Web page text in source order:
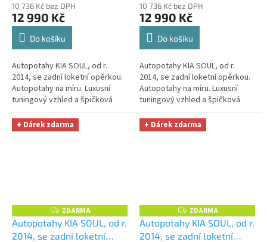
úklid Smart Microfiber
zdarma v hodnotě 329,-Kč
10 736 Kč bez DPH
12 990 Kč
Do košíku
Autopotahy KIA SOUL, od r.
2014, se zadní loketní opěrkou.
Autopotahy na míru. Luxusní
tuningový vzhled a špičková
ochrana čalounění. Profesionální
čalounické zpracování....
úklid Smart Microfiber
zdarma v hodnotě 329,-Kč
10 736 Kč bez DPH
12 990 Kč
Do košíku
Autopotahy KIA SOUL, od r.
2014, se zadní loketní opěrkou.
Autopotahy na míru. Luxusní
tuningový vzhled a špičková
ochrana čalounění. Profesionální
čalounické zpracování....
+ Dárek zdarma
Z
D
A
R
ZDARMA
Autopotahy KIA SOUL, od r.
2014, se zadní loketní
+ Dárek zdarma
Z
D
A
R
ZDARMA
Autopotahy KIA SOUL, od r.
2014, se zadní loketní